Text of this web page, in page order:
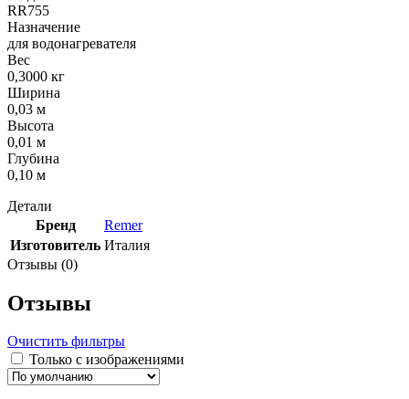
RR755
Назначение
для водонагревателя
Вес
0,3000 кг
Ширина
0,03 м
Высота
0,01 м
Глубина
0,10 м
Детали
Бренд
Remer
Изготовитель Италия
Отзывы (0)
Отзывы
Очистить фильтры
Только с изображениями